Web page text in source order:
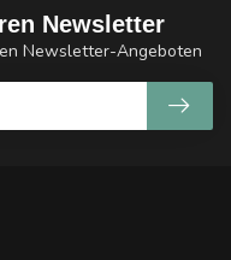
Newsletter
Newsletter-Angeboten